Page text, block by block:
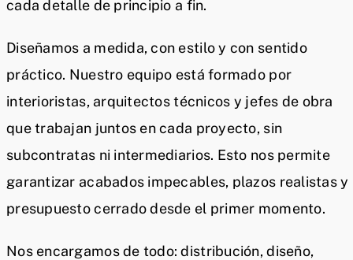
cada detalle de principio a fin.
Diseñamos a medida, con estilo y con sentido
práctico. Nuestro equipo está formado por
interioristas, arquitectos técnicos y jefes de obra
que trabajan juntos en cada proyecto, sin
subcontratas ni intermediarios. Esto nos permite
garantizar acabados impecables, plazos realistas y
presupuesto cerrado desde el primer momento.
Nos encargamos de todo: distribución, diseño,